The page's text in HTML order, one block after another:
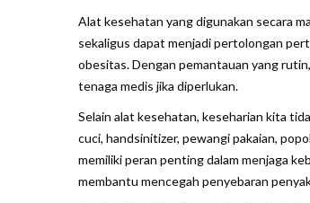
Alat kesehatan yang digunakan secara
sekaligus dapat menjadi pertolongan
obesitas. Dengan pemantauan yang
tenaga medis jika diperlukan.
Selain alat kesehatan, keseharian kita
cuci, handsinitizer, pewangi pakaian,
memiliki peran penting dalam menjaga
membantu mencegah penyebaran